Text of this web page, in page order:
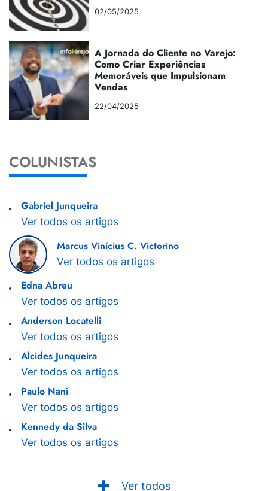
02/05/2025
A Jornada do Cliente no Varejo:
Como Criar Experiências
Memoráveis que Impulsionam
Vendas
22/04/2025
COLUNISTAS
Gabriel Junqueira
Ver todos os artigos
Marcus Vinícius C. Victorino
Ver todos os artigos
Edna Abreu
Ver todos os artigos
Anderson Locatelli
Ver todos os artigos
Alcides Junqueira
Ver todos os artigos
Paulo Nani
Ver todos os artigos
Kennedy da Silva
Ver todos os artigos
Ver todos